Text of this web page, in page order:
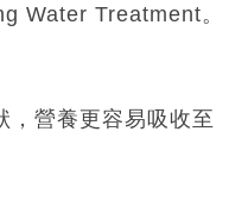
Water Treatment。
營養更容易吸收至